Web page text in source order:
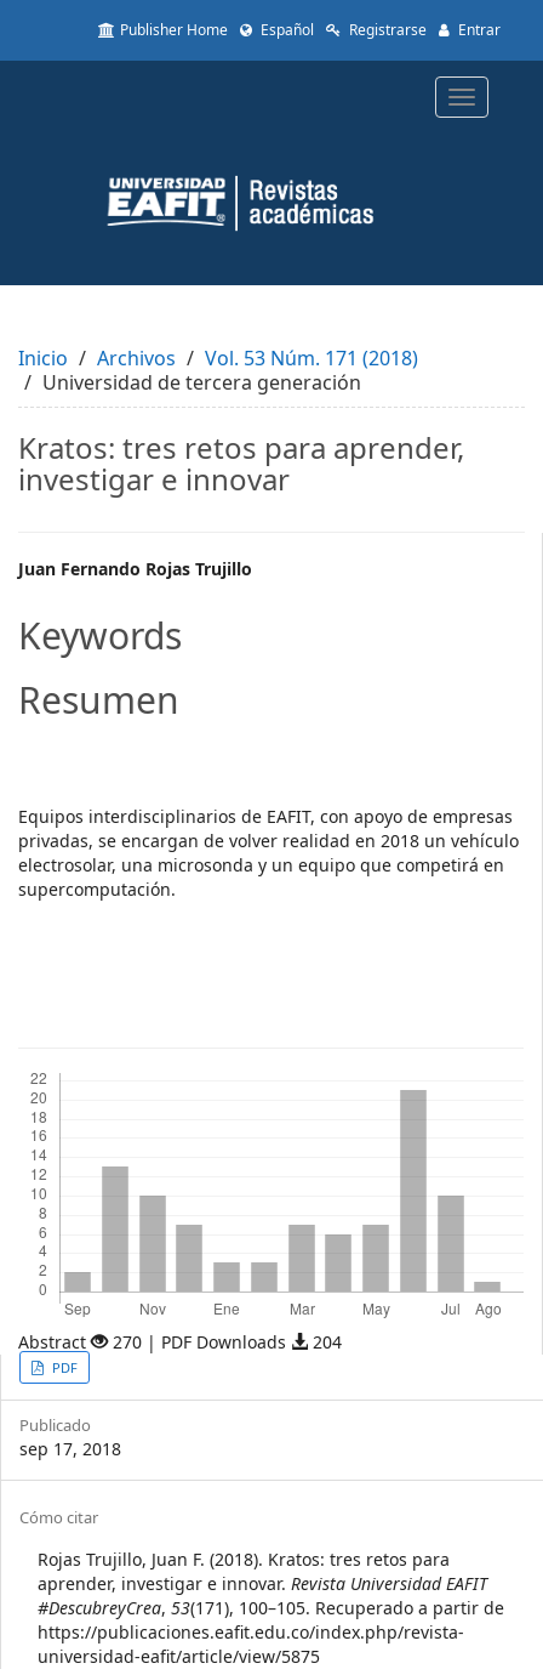
to
Content
Sidebar
Publisher Home Español Registrarse Entrar
Toggle
Inicio Archivos
Vol. 53 Núm. 171 (2018)
Universidad de tercera generación
Kratos: tres retos para aprender,
investigar e innovar
Main
Article
Content
​​Juan Fernando Rojas Trujillo
Keywords
Resumen
​Equipos interdisciplinarios de EAFIT, con apoyo de empresas
privadas, se encargan de volver realidad en 2018 un vehículo
electrosolar, una microsonda y un equipo que competirá en
supercomputación.
Abstract 270 | PDF Downloads 204
Article
Sidebar
PDF
Publicado
sep 17, 2018
Article
Details
Cómo citar
Rojas Trujillo, ​​Juan F. (2018). Kratos: tres retos para
aprender, investigar e innovar. Revista Universidad EAFIT
#DescubreyCrea, 53(171), 100–105. Recuperado a partir de
https://publicaciones.eafit.edu.co/index.php/revista-
universidad-eafit/article/view/5875